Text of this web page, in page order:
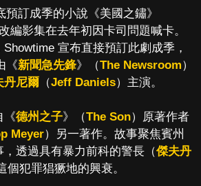
預訂成季的小說《美國之鏽》
編影集在去年初因卡司問題喊卡。
宣布直接預訂此劇成季，
《新聞急先鋒》（The Newsroom）
丹尼爾（Jeff Daniels）主演。
《德州之子》（The Son）原著作者
Meyer）另一著作。故事聚焦賓州
透過具有暴力前科的警長（傑夫丹
犯罪猖獗地的興衰。